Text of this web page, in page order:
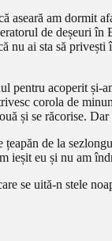
aseară am dormit
de deșeuri
ai sta să
pentru acoperit
corola de
și se răcorise.
de la
ieșit eu și nu am
se uită-n stele